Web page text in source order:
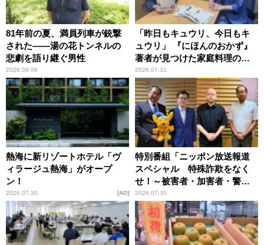
81年前の夏、満員列車が銃撃
された――湯の花トンネルの
悲劇を語り継ぐ男性
2026.08.06
「昨日もキュウリ、今日もキ
ュウリ」 『にほんのおかず』
著者が見つけた家庭料理の知
恵
2026.07.31
熱海に新リゾートホテル「ヴ
ィラージュ熱海」がオープ
ン！
2026.07.30 AD
特別番組「ニッポン放送報道
スペシャル 特殊詐欺をなく
せ！～被害者・加害者・警視
庁が語るトクリュウの実態
～」放送
2026.07.30